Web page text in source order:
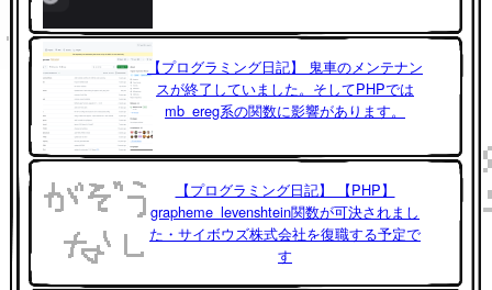
【プログラミング日記】 鬼車のメンテナン
スが終了していました。そしてPHPでは
mb_ereg系の関数に影響があります。
【プログラミング日記】 【PHP】
grapheme_levenshtein関数が可決されまし
た・サイボウズ株式会社を復職する予定で
す